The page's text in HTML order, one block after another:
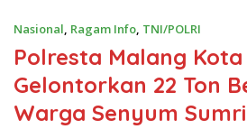
Nasional, Ragam Info, TNI/POLRI
Polresta Malang
Gelontorkan 22 Ton
Warga Senyum